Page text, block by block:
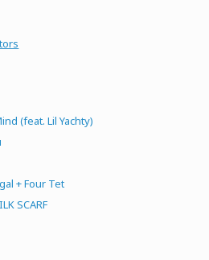
(feat. Lil Yachty)
+ Four Tet
SCARF